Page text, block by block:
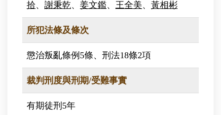
拾、 謝秉乾、 姜文鑑、 王全美、 黃相彬
所犯法條及條次
懲治叛亂條例5條、刑法18條2項
裁判刑度與刑期/受難事實
有期徒刑5年